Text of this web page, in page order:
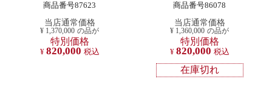
商品番号87623
当店通常価格
¥ 1,370,000 の品が
特別価格
¥ 820,000 税込
商品番号86078
当店通常価格
¥ 1,360,000 の品が
特別価格
¥ 820,000 税込
在庫切れ